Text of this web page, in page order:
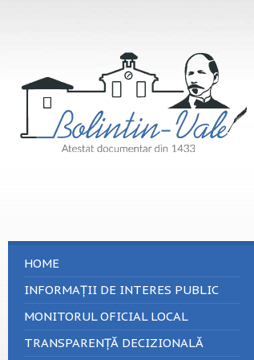
HOME
INFORMAȚII DE INTERES PUBLIC
MONITORUL OFICIAL LOCAL
TRANSPARENȚĂ DECIZIONALĂ